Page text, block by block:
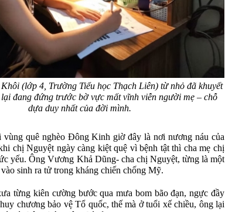
(lớp 4, Trường Tiểu học Thạch Liên) từ nhỏ đã khuyết
đang đứng trước bờ vực mất vĩnh viễn người mẹ – chỗ
dựa duy nhất của đời mình.
vùng quê nghèo Đông Kinh giờ đây là nơi nương náu của
chị Nguyệt ngày càng kiệt quệ vì bệnh tật thì cha mẹ chị
yếu. Ông Vương Khả Dũng- cha chị Nguyệt, từng là một
sinh ra tử trong kháng chiến chống Mỹ.
từng kiên cường bước qua mưa bom bão đạn, ngực đầy
chương bảo vệ Tổ quốc, thế mà ở tuổi xế chiều, ông lại